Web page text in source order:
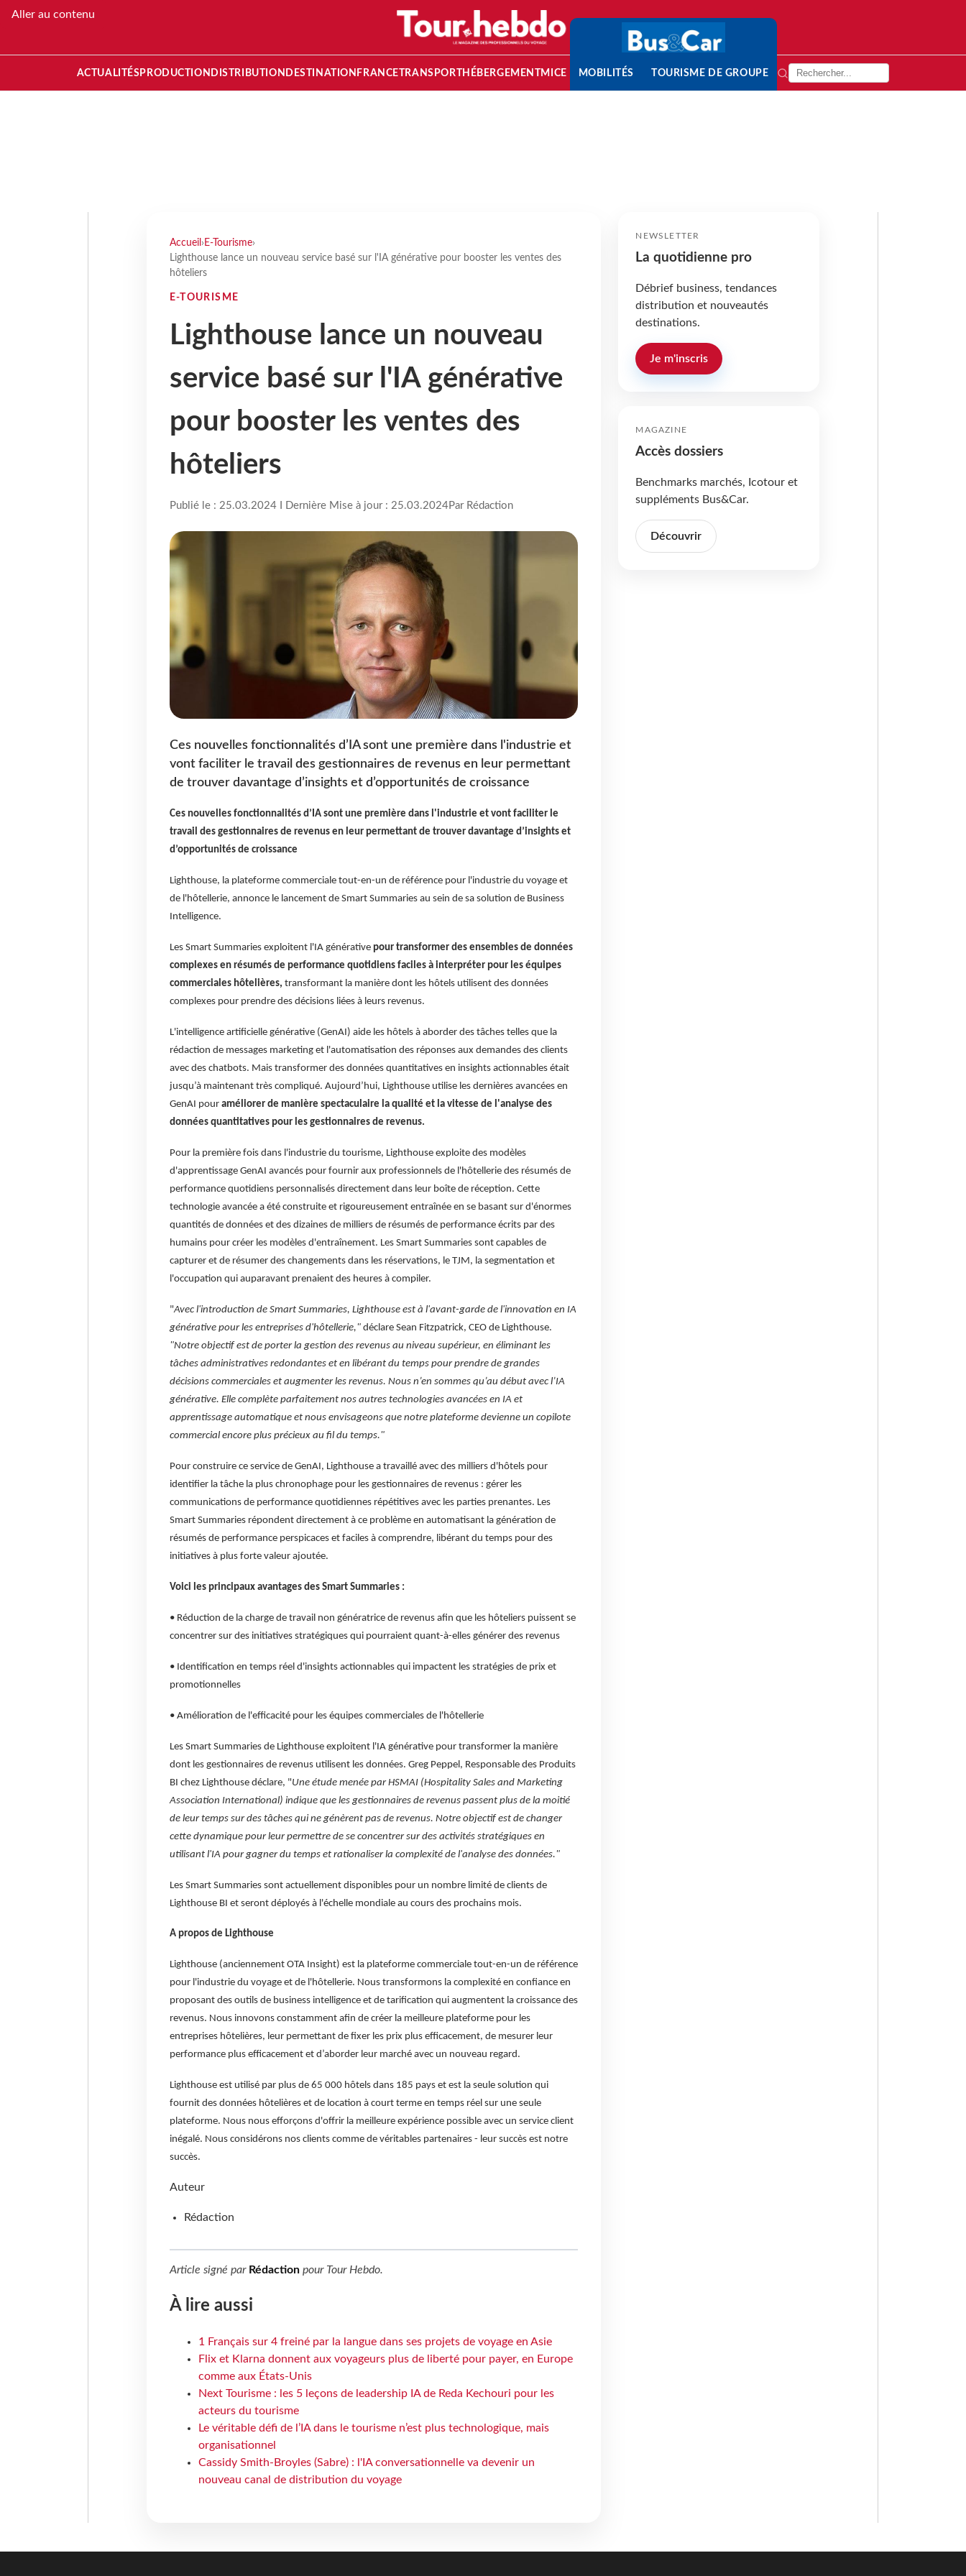
Aller au contenu
ACTUALITÉS PRODUCTION DISTRIBUTION DESTINATION FRANCETRANSPORT HÉBERGEMENTMICE MOBILITÉS TOURISME DE GROUPE
Accueil › E-Tourisme›
Lighthouse lance un nouveau service basé sur l'IA générative pour booster les ventes des
hôteliers
E-TOURISME
Lighthouse lance un nouveau
service basé sur l'IA générative
pour booster les ventes des
hôteliers
Publié le : 25.03.2024 I Dernière Mise à jour : 25.03.2024Par Rédaction
Ces nouvelles fonctionnalités d’IA sont une première dans l'industrie et
vont faciliter le travail des gestionnaires de revenus en leur permettant
de trouver davantage d’insights et d’opportunités de croissance
Ces nouvelles fonctionnalités d’IA sont une première dans l'industrie et vont faciliter le
travail des gestionnaires de revenus en leur permettant de trouver davantage d’insights et
d’opportunités de croissance
Lighthouse, la plateforme commerciale tout-en-un de référence pour l'industrie du voyage et
de l'hôtellerie, annonce le lancement de Smart Summaries au sein de sa solution de Business
Intelligence.
Les Smart Summaries exploitent l'IA générative pour transformer des ensembles de données
complexes en résumés de performance quotidiens faciles à interpréter pour les équipes
commerciales hôtelières, transformant la manière dont les hôtels utilisent des données
complexes pour prendre des décisions liées à leurs revenus.
L'intelligence artificielle générative (GenAI) aide les hôtels à aborder des tâches telles que la
rédaction de messages marketing et l'automatisation des réponses aux demandes des clients
avec des chatbots. Mais transformer des données quantitatives en insights actionnables était
jusqu’à maintenant très compliqué. Aujourd’hui, Lighthouse utilise les dernières avancées en
GenAI pour améliorer de manière spectaculaire la qualité et la vitesse de l'analyse des
données quantitatives pour les gestionnaires de revenus.
Pour la première fois dans l'industrie du tourisme, Lighthouse exploite des modèles
d'apprentissage GenAI avancés pour fournir aux professionnels de l'hôtellerie des résumés de
performance quotidiens personnalisés directement dans leur boîte de réception. Cette
technologie avancée a été construite et rigoureusement entraînée en se basant sur d'énormes
quantités de données et des dizaines de milliers de résumés de performance écrits par des
humains pour créer les modèles d'entraînement. Les Smart Summaries sont capables de
capturer et de résumer des changements dans les réservations, le TJM, la segmentation et
l'occupation qui auparavant prenaient des heures à compiler.
"Avec l'introduction de Smart Summaries, Lighthouse est à l'avant-garde de l'innovation en IA
générative pour les entreprises d'hôtellerie,"déclare Sean Fitzpatrick, CEO de Lighthouse.
"Notre objectif est de porter la gestion des revenus au niveau supérieur, en éliminant les
tâches administratives redondantes et en libérant du temps pour prendre de grandes
décisions commerciales et augmenter les revenus. Nous n’en sommes qu’au début avec l’IA
générative. Elle complète parfaitement nos autres technologies avancées en IA et
apprentissage automatique et nous envisageons que notre plateforme devienne un copilote
commercial encore plus précieux au fil du temps."
Pour construire ce service de GenAI, Lighthouse a travaillé avec des milliers d'hôtels pour
identifier la tâche la plus chronophage pour les gestionnaires de revenus : gérer les
communications de performance quotidiennes répétitives avec les parties prenantes. Les
Smart Summaries répondent directement à ce problème en automatisant la génération de
résumés de performance perspicaces et faciles à comprendre, libérant du temps pour des
initiatives à plus forte valeur ajoutée.
Voici les principaux avantages des Smart Summaries :
• Réduction de la charge de travail non génératrice de revenus afin que les hôteliers puissent se
concentrer sur des initiatives stratégiques qui pourraient quant-à-elles générer des revenus
• Identification en temps réel d'insights actionnables qui impactent les stratégies de prix et
promotionnelles
• Amélioration de l'efficacité pour les équipes commerciales de l'hôtellerie
Les Smart Summaries de Lighthouse exploitent l'IA générative pour transformer la manière
dont les gestionnaires de revenus utilisent les données. Greg Peppel, Responsable des Produits
BI chez Lighthouse déclare, "Une étude menée par HSMAI (Hospitality Sales and Marketing
Association International) indique que les gestionnaires de revenus passent plus de la moitié
de leur temps sur des tâches qui ne génèrent pas de revenus. Notre objectif est de changer
cette dynamique pour leur permettre de se concentrer sur des activités stratégiques en
utilisant l'IA pour gagner du temps et rationaliser la complexité de l'analyse des données."
Les Smart Summaries sont actuellement disponibles pour un nombre limité de clients de
Lighthouse BI et seront déployés à l'échelle mondiale au cours des prochains mois.
A propos de Lighthouse
Lighthouse (anciennement OTA Insight) est la plateforme commerciale tout-en-un de référence
pour l'industrie du voyage et de l'hôtellerie. Nous transformons la complexité en confiance en
proposant des outils de business intelligence et de tarification qui augmentent la croissance des
revenus. Nous innovons constamment afin de créer la meilleure plateforme pour les
entreprises hôtelières, leur permettant de fixer les prix plus efficacement, de mesurer leur
performance plus efficacement et d’aborder leur marché avec un nouveau regard.
Lighthouse est utilisé par plus de 65 000 hôtels dans 185 pays et est la seule solution qui
fournit des données hôtelières et de location à court terme en temps réel sur une seule
plateforme. Nous nous efforçons d'offrir la meilleure expérience possible avec un service client
inégalé. Nous considérons nos clients comme de véritables partenaires - leur succès est notre
succès.
Auteur
Rédaction
Article signé par Rédactionpour Tour Hebdo.
À lire aussi
1 Français sur 4 freiné par la langue dans ses projets de voyage en Asie
Flix et Klarna donnent aux voyageurs plus de liberté pour payer, en Europe
comme aux États-Unis
Next Tourisme : les 5 leçons de leadership IA de Reda Kechouri pour les
acteurs du tourisme
Le véritable défi de l’IA dans le tourisme n’est plus technologique, mais
organisationnel
Cassidy Smith-Broyles (Sabre) : l'IA conversationnelle va devenir un
nouveau canal de distribution du voyage
NEWSLETTER
La quotidienne pro
Débrief business, tendances
distribution et nouveautés
destinations.
Je m'inscris
MAGAZINE
Accès dossiers
Benchmarks marchés, Icotour et
suppléments Bus&Car.
Découvrir